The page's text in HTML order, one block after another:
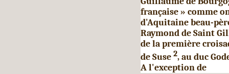
française » comme
d'Aquitaine beau-
Raymond de Saint
de la première
de Suse 2, au duc
A l'exception de